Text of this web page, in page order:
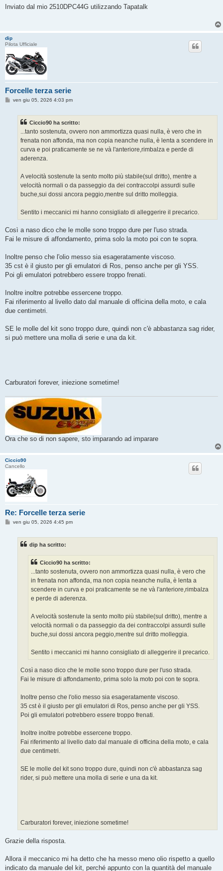
Inviato dal mio 2510DPC44G utilizzando Tapatalk
dip
Pilota Ufficiale
Forcelle terza serie
Mven giu 05, 2026 4:03 pm
Ciccio90 ha scritto:
...tanto sostenuta, ovvero non ammortizza quasi nulla, è vero che in
frenata non affonda, ma non copia neanche nulla, è lenta a scendere in
curva e poi praticamente se ne và l'anteriore,rimbalza e perde di
aderenza.
A velocità sostenute la sento molto più stabile(sul dritto), mentre a
velocità normali o da passeggio da dei contraccolpi assurdi sulle
buche,sui dossi ancora peggio,mentre sul dritto molleggia.
Sentito i meccanici mi hanno consigliato di alleggerire il precarico.
Così a naso dico che le molle sono troppo dure per l'uso strada.
Fai le misure di affondamento, prima solo la moto poi con te sopra.
Inoltre penso che l'olio messo sia esageratamente viscoso.
35 cst è il giusto per gli emulatori di Ros, penso anche per gli YSS.
Poi gli emulatori potrebbero essere troppo frenati.
Inoltre inoltre potrebbe essercene troppo.
Fai riferimento al livello dato dal manuale di officina della moto, e cala
due centimetri.
SE le molle del kit sono troppo dure, quindi non c'è abbastanza sag rider,
si può mettere una molla di serie e una da kit.
Carburatori forever, iniezione sometime!
Ora che so di non sapere, sto imparando ad imparare
Ciccio90
Cancello
Re: Forcelle terza serie
Mven giu 05, 2026 4:45 pm
dip ha scritto:
Ciccio90 ha scritto:
...tanto sostenuta, ovvero non ammortizza quasi nulla, è vero che
in frenata non affonda, ma non copia neanche nulla, è lenta a
scendere in curva e poi praticamente se ne và l'anteriore,rimbalza
e perde di aderenza.
A velocità sostenute la sento molto più stabile(sul dritto), mentre a
velocità normali o da passeggio da dei contraccolpi assurdi sulle
buche,sui dossi ancora peggio,mentre sul dritto molleggia.
Sentito i meccanici mi hanno consigliato di alleggerire il precarico.
Così a naso dico che le molle sono troppo dure per l'uso strada.
Fai le misure di affondamento, prima solo la moto poi con te sopra.
Inoltre penso che l'olio messo sia esageratamente viscoso.
35 cst è il giusto per gli emulatori di Ros, penso anche per gli YSS.
Poi gli emulatori potrebbero essere troppo frenati.
Inoltre inoltre potrebbe essercene troppo.
Fai riferimento al livello dato dal manuale di officina della moto, e cala
due centimetri.
SE le molle del kit sono troppo dure, quindi non c'è abbastanza sag
rider, si può mettere una molla di serie e una da kit.
Carburatori forever, iniezione sometime!
Grazie della risposta.
Allora il meccanico mi ha detto che ha messo meno olio rispetto a quello
indicato da manuale del kit, perché appunto con la quantità del manuale